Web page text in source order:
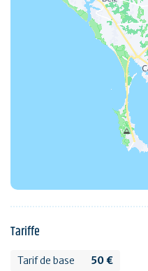
Tariffe
Tarif de base 50 €